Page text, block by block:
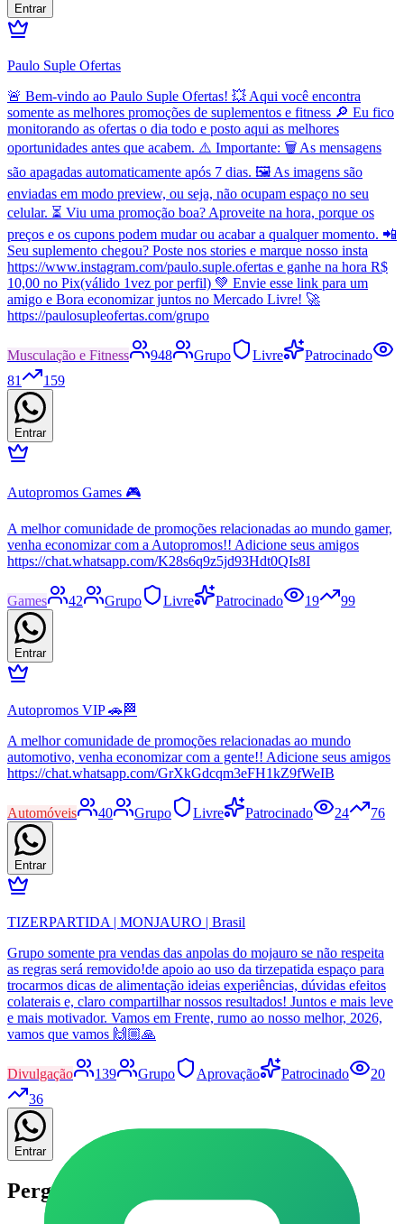
Entrar
Paulo Suple Ofertas
🚨 Bem-vindo ao Paulo Suple Ofertas! 💥 Aqui você encontra
somente as melhores promoções de suplementos e fitness 🔎 Eu fico
monitorando as ofertas o dia todo e posto aqui as melhores
oportunidades antes que acabem. ⚠️ Importante: 🗑️ As mensagens
são apagadas automaticamente após 7 dias. 🖼️ As imagens são
enviadas em modo preview, ou seja, não ocupam espaço no seu
celular. ⏳ Viu uma promoção boa? Aproveite na hora, porque os
preços e os cupons podem mudar ou acabar a qualquer momento. 📲
Seu suplemento chegou? Poste nos stories e marque nosso insta
https://www.instagram.com/paulo.suple.ofertas e ganhe na hora R$
10,00 no Pix(válido 1vez por perfil) 💚 Envie esse link para um
amigo e Bora economizar juntos no Mercado Livre! 🚀
https://paulosupleofertas.com/grupo
Musculação e Fitness 948 Grupo Livre
Patrocinado
81
159
Entrar
Autopromos Games 🎮
A melhor comunidade de promoções relacionadas ao mundo gamer,
venha economizar com a Autopromos!! Adicione seus amigos
https://chat.whatsapp.com/K28s6q9z5jd93Hdt0QIs8I
Games 42 Grupo Livre Patrocinado 19 99
Entrar
Autopromos VIP 🚗🏁
A melhor comunidade de promoções relacionadas ao mundo
automotivo, venha economizar com a gente!! Adicione seus amigos
https://chat.whatsapp.com/GrXkGdcqm3eFH1kZ9fWeIB
Automóveis 40 Grupo Livre Patrocinado 24 76
Entrar
TIZERPARTIDA | MONJAURO | Brasil
Grupo somente pra vendas das anpolas do mojauro se não respeita
as regras será removido!de apoio ao uso da tirzepatida espaço para
trocarmos dicas de alimentação ideias experiências, dúvidas efeitos
colaterais e, claro compartilhar nossos resultados! Juntos e mais leve
e mais motivador. Vamos em Frente, rumo ao nosso melhor, 2026,
vamos que vamos 🙌🏼🙏
Divulgação 139 Grupo Aprovação Patrocinado
20
36
Entrar
Perguntas frequentes